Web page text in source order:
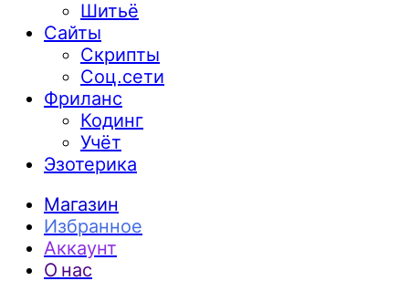
Шитьё
Сайты
Скрипты
Соц.сети
Фриланс
Кодинг
Учёт
Эзотерика
Магазин
Избранное
Аккаунт
О нас